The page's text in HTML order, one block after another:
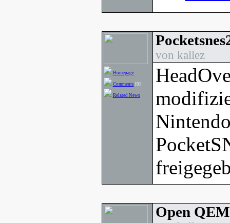
Homepage
Comments [0]
Related News
von kallez
Open